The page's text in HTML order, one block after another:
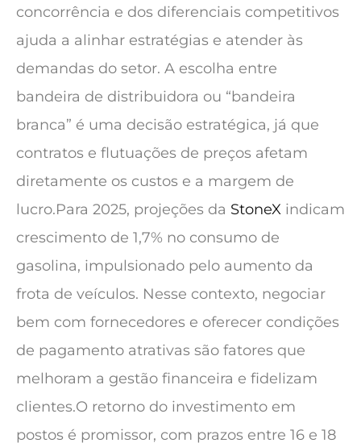
concorrência e dos diferenciais competitivos
ajuda a alinhar estratégias e atender às
demandas do setor. A escolha entre
bandeira de distribuidora ou “bandeira
branca” é uma decisão estratégica, já que
contratos e flutuações de preços afetam
diretamente os custos e a margem de
lucro.Para 2025, projeções da StoneX indicam
crescimento de 1,7% no consumo de
gasolina, impulsionado pelo aumento da
frota de veículos. Nesse contexto, negociar
bem com fornecedores e oferecer condições
de pagamento atrativas são fatores que
melhoram a gestão financeira e fidelizam
clientes.O retorno do investimento em
postos é promissor, com prazos entre 16 e 18